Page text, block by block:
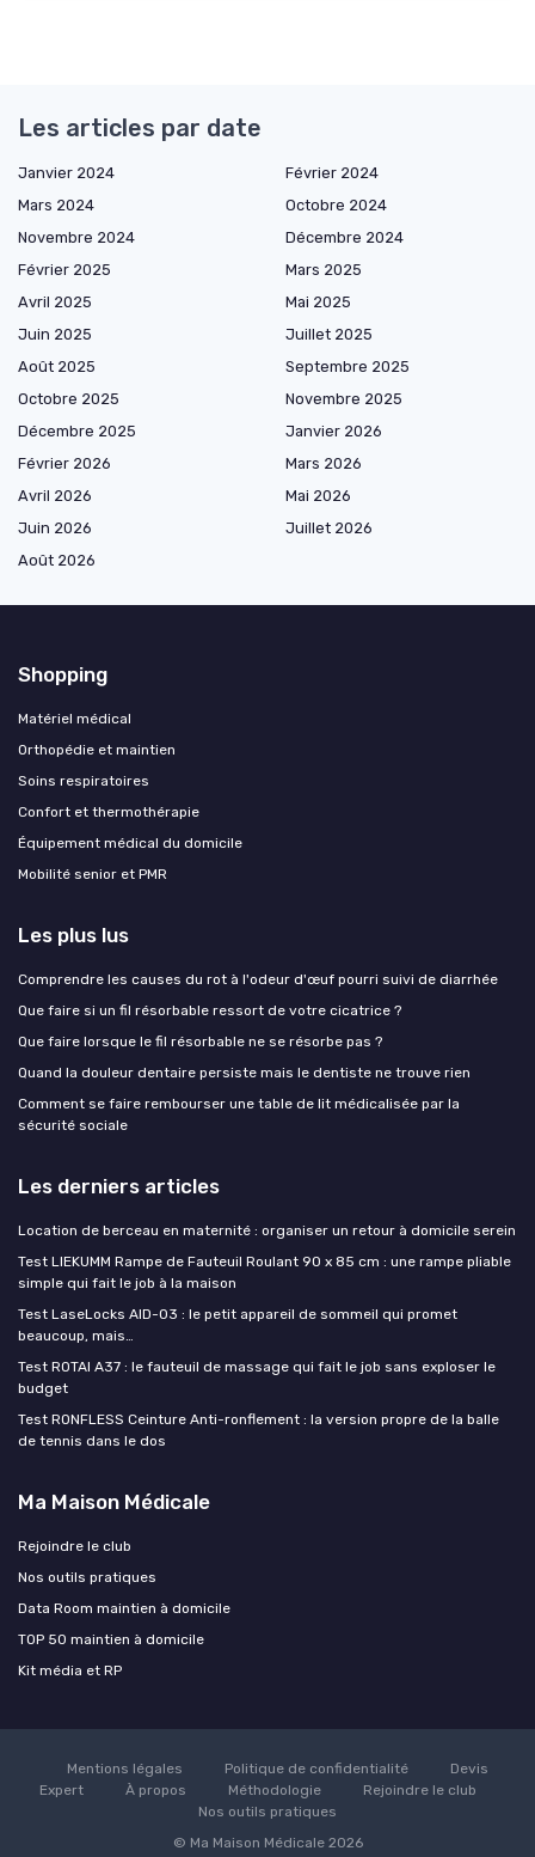
Les articles par date
Janvier 2024
Février 2024
Mars 2024
Octobre 2024
Novembre 2024
Décembre 2024
Février 2025
Mars 2025
Avril 2025
Mai 2025
Juin 2025
Juillet 2025
Août 2025
Septembre 2025
Octobre 2025
Novembre 2025
Décembre 2025
Janvier 2026
Février 2026
Mars 2026
Avril 2026
Mai 2026
Juin 2026
Juillet 2026
Août 2026
Shopping
Matériel médical
Orthopédie et maintien
Soins respiratoires
Confort et thermothérapie
Équipement médical du domicile
Mobilité senior et PMR
Les plus lus
Comprendre les causes du rot à l'odeur d'œuf pourri suivi de diarrhée
Que faire si un fil résorbable ressort de votre cicatrice ?
Que faire lorsque le fil résorbable ne se résorbe pas ?
Quand la douleur dentaire persiste mais le dentiste ne trouve rien
Comment se faire rembourser une table de lit médicalisée par la
sécurité sociale
Les derniers articles
Location de berceau en maternité : organiser un retour à domicile serein
Test LIEKUMM Rampe de Fauteuil Roulant 90 x 85 cm : une rampe pliable
simple qui fait le job à la maison
Test LaseLocks AID-03 : le petit appareil de sommeil qui promet
beaucoup, mais…
Test ROTAI A37 : le fauteuil de massage qui fait le job sans exploser le
budget
Test RONFLESS Ceinture Anti-ronflement : la version propre de la balle
de tennis dans le dos
Ma Maison Médicale
Rejoindre le club
Nos outils pratiques
Data Room maintien à domicile
TOP 50 maintien à domicile
Kit média et RP
Mentions légales Politique de confidentialité
Devis
Expert
À propos Méthodologie
Rejoindre le club
Nos outils pratiques
© Ma Maison Médicale 2026